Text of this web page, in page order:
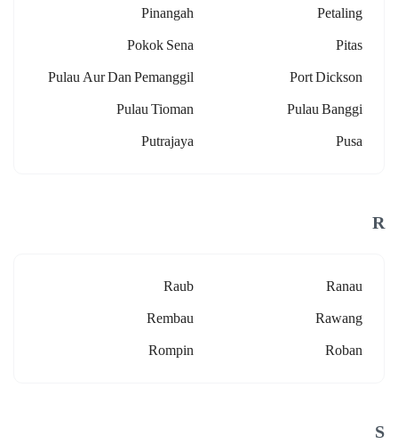
Petaling
Pinangah
Pitas
Pokok Sena
Port Dickson
Pulau Aur Dan Pemanggil
Pulau Banggi
Pulau Tioman
Pusa
Putrajaya
R
Ranau
Raub
Rawang
Rembau
Roban
Rompin
S